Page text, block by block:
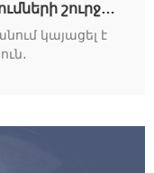
շուրջ
կայացել է